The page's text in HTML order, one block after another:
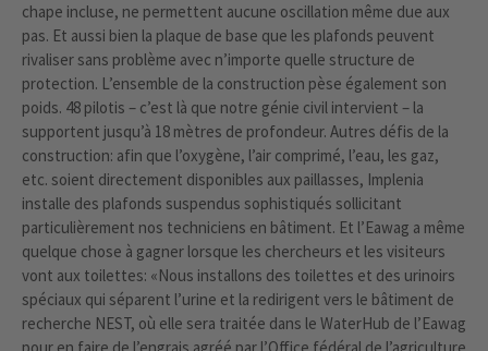
chape incluse, ne permettent aucune oscillation même due aux
pas. Et aussi bien la plaque de base que les plafonds peuvent
rivaliser sans problème avec n’importe quelle structure de
protection. L’ensemble de la construction pèse également son
poids. 48 pilotis – c’est là que notre génie civil intervient – la
supportent jusqu’à 18 mètres de profondeur. Autres défis de la
construction: afin que l’oxygène, l’air comprimé, l’eau, les gaz,
etc. soient directement disponibles aux paillasses, Implenia
installe des plafonds suspendus sophistiqués sollicitant
particulièrement nos techniciens en bâtiment. Et l’Eawag a même
quelque chose à gagner lorsque les chercheurs et les visiteurs
vont aux toilettes: «Nous installons des toilettes et des urinoirs
spéciaux qui séparent l’urine et la redirigent vers le bâtiment de
recherche NEST, où elle sera traitée dans le WaterHub de l’Eawag